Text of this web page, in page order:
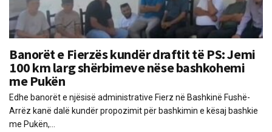
Banorët e Fierzës kundër draftit të PS: Jemi
100 km larg shërbimeve nëse bashkohemi
me Pukën
Edhe banorët e njësisë administrative Fierz në Bashkinë Fushë-
Arrëz kanë dalë kundër propozimit për bashkimin e kësaj bashkie
me Pukën,...